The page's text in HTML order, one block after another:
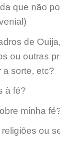
que não
de
ou outras
a sorte, etc?
à fé?
minha
ou